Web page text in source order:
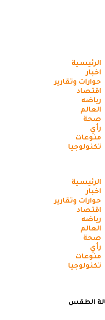
الرئيسية
اخبار
حوارات وتقارير
اقتصاد
رياضه
العالم
صحة
رأي
منوعات
تكنولوجيا
الرئيسية
اخبار
حوارات وتقارير
اقتصاد
رياضه
العالم
صحة
رأي
منوعات
تكنولوجيا
الطقس